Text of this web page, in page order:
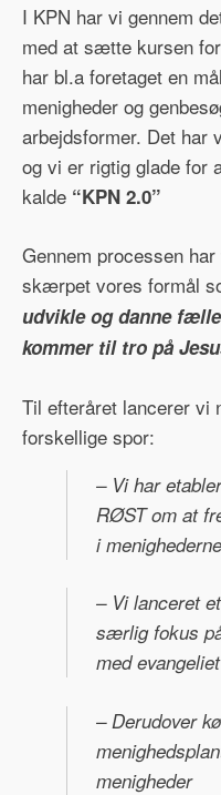
I KPN har vi gennem
med at sætte kursen
har bl.a foretaget en
menigheder og
arbejdsformer. Det
og vi er rigtig glade for
kalde “KPN 2.0”
Gennem processen
skærpet vores formål
udvikle og danne
kommer til tro på
Til efteråret lancerer
forskellige spor:
– Vi har
RØST om at
i menighederne
– Vi lanceret
særlig fokus
med evangeliet
– Derudover
menigheder